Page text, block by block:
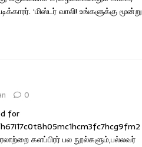
‘மிஸ்டர் வாலி! உங்களுக்கு மூன்று
0
for
களப்பிரர் பல நூல்களும்,பல்லவர்